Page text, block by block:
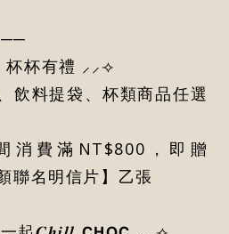
杯有禮 ⸝⸝⟢
飲料提袋、杯類商品任選
消費滿NT$800，即贈
聯名明信片】乙張